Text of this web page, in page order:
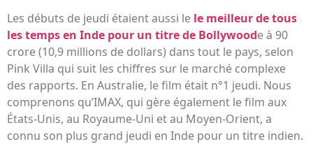
Les débuts de jeudi étaient aussi le le meilleur de tous
les temps en Inde pour un titre de Bollywoode à 90
crore (10,9 millions de dollars) dans tout le pays, selon
Pink Villa qui suit les chiffres sur le marché complexe
des rapports. En Australie, le film était n°1 jeudi. Nous
comprenons qu’IMAX, qui gère également le film aux
États-Unis, au Royaume-Uni et au Moyen-Orient, a
connu son plus grand jeudi en Inde pour un titre indien.